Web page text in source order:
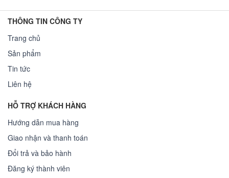
THÔNG TIN CÔNG TY
Trang chủ
Sản phẩm
Tin tức
Liên hệ
HỖ TRỢ KHÁCH HÀNG
Hướng dẫn mua hàng
Giao nhận và thanh toán
Đổi trả và bảo hành
Đăng ký thành viên